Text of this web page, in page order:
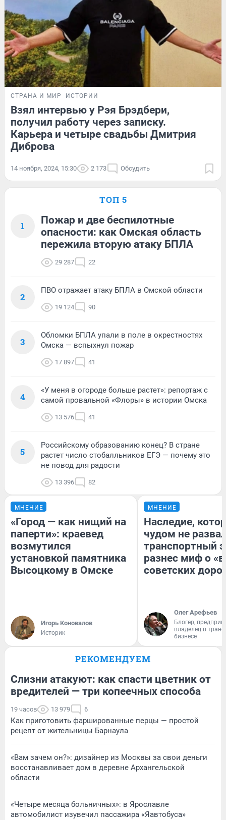
СТРАНА И МИР ИСТОРИИ
Взял интервью у Рэя Брэдбери,
получил работу через записку.
Карьера и четыре свадьбы Дмитрия
Диброва
14 ноября, 2024, 15:30 2 173 Обсудить
ТОП 5
1
Пожар и две беспилотные
опасности: как Омская область
пережила вторую атаку БПЛА
29 287 22
2
ПВО отражает атаку БПЛА в Омской области
19 124 90
3
Обломки БПЛА упали в поле в окрестностях
Омска — вспыхнул пожар
17 897 41
4
«У меня в огороде больше растет»: репортаж с
самой провальной «Флоры» в истории Омска
13 576 41
5
Российскому образованию конец? В стране
растет число стобалльников ЕГЭ — почему это
не повод для радости
13 396 82
МНЕНИЕ
«Город — как нищий на
паперти»: краевед
возмутился
установкой памятника
Высоцкому в Омске
Игорь Коновалов
Историк
МНЕНИЕ
Наследие,
чудом не
транспортный
разнес миф о
советских
Олег Арефьев
Блогер,
владелец в
бизнесе
РЕКОМЕНДУЕМ
Слизни атакуют: как спасти цветник от
вредителей — три копеечных способа
19 часов 13 979 6
Как приготовить фаршированные перцы — простой
рецепт от жительницы Барнаула
«Вам зачем он?»: дизайнер из Москвы за свои деньги
восстанавливает дом в деревне Архангельской
области
«Четыре месяца больничных»: в Ярославле
автомобилист изувечил пассажира «Яавтобуса»